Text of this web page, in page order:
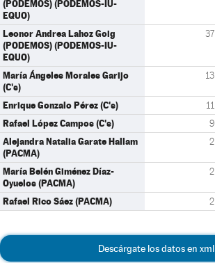
(PODEMOS) (PODEMOS-IU-
EQUO)
Leonor Andrea Lahoz Goig
(PODEMOS) (PODEMOS-IU-
EQUO)
37
María Ángeles Morales Garijo
(C's)
13
Enrique Gonzalo Pérez (C's) 11
Rafael López Campos (C's) 9
Alejandra Natalia Garate Hallam
(PACMA)
2
María Belén Giménez Díaz-
Oyuelos (PACMA)
2
Rafael Rico Sáez (PACMA) 2
Descárgate los datos en xml